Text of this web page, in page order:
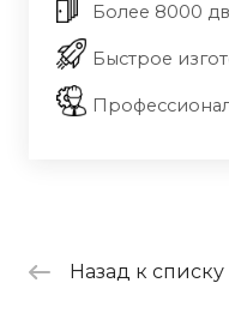
Более 8000
Быстрое
Назад к списку